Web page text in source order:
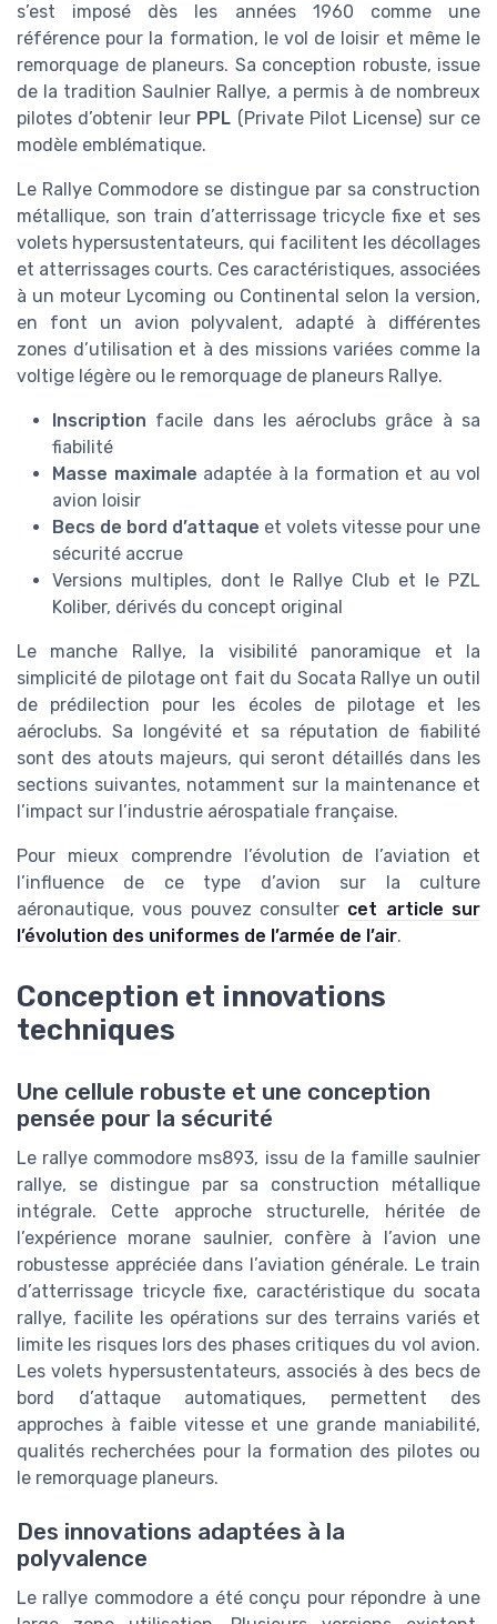
s’est imposé dès les années 1960 comme une
référence pour la formation, le vol de loisir et même le
remorquage de planeurs. Sa conception robuste, issue
de la tradition Saulnier Rallye, a permis à de nombreux
pilotes d’obtenir leur PPL (Private Pilot License) sur ce
modèle emblématique.
Le Rallye Commodore se distingue par sa construction
métallique, son train d’atterrissage tricycle fixe et ses
volets hypersustentateurs, qui facilitent les décollages
et atterrissages courts. Ces caractéristiques, associées
à un moteur Lycoming ou Continental selon la version,
en font un avion polyvalent, adapté à différentes
zones d’utilisation et à des missions variées comme la
voltige légère ou le remorquage de planeurs Rallye.
Inscription facile dans les aéroclubs grâce à sa
fiabilité
Masse maximale adaptée à la formation et au vol
avion loisir
Becs de bord d’attaque et volets vitesse pour une
sécurité accrue
Versions multiples, dont le Rallye Club et le PZL
Koliber, dérivés du concept original
Le manche Rallye, la visibilité panoramique et la
simplicité de pilotage ont fait du Socata Rallye un outil
de prédilection pour les écoles de pilotage et les
aéroclubs. Sa longévité et sa réputation de fiabilité
sont des atouts majeurs, qui seront détaillés dans les
sections suivantes, notamment sur la maintenance et
l’impact sur l’industrie aérospatiale française.
Pour mieux comprendre l’évolution de l’aviation et
l’influence de ce type d’avion sur la culture
aéronautique, vous pouvez consulter cet article sur
l’évolution des uniformes de l’armée de l’air.
Conception et innovations
techniques
Une cellule robuste et une conception
pensée pour la sécurité
Le rallye commodore ms893, issu de la famille saulnier
rallye, se distingue par sa construction métallique
intégrale. Cette approche structurelle, héritée de
l’expérience morane saulnier, confère à l’avion une
robustesse appréciée dans l’aviation générale. Le train
d’atterrissage tricycle fixe, caractéristique du socata
rallye, facilite les opérations sur des terrains variés et
limite les risques lors des phases critiques du vol avion.
Les volets hypersustentateurs, associés à des becs de
bord d’attaque automatiques, permettent des
approches à faible vitesse et une grande maniabilité,
qualités recherchées pour la formation des pilotes ou
le remorquage planeurs.
Des innovations adaptées à la
polyvalence
Le rallye commodore a été conçu pour répondre à une